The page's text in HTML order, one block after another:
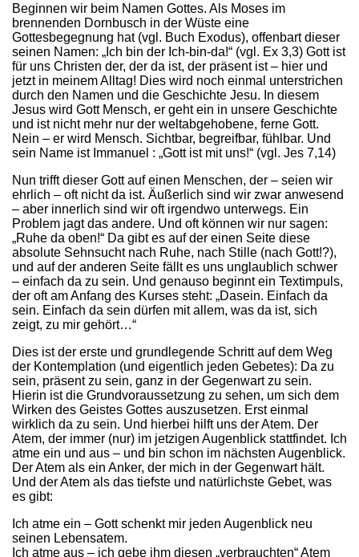
Beginnen wir beim Namen Gottes. Als Moses im
brennenden Dornbusch in der Wüste eine
Gottesbegegnung hat (vgl. Buch Exodus), offenbart dieser
seinen Namen: „Ich bin der Ich-bin-da!“ (vgl. Ex 3,3) Gott ist
für uns Christen der, der da ist, der präsent ist – hier und
jetzt in meinem Alltag! Dies wird noch einmal unterstrichen
durch den Namen und die Geschichte Jesu. In diesem
Jesus wird Gott Mensch, er geht ein in unsere Geschichte
und ist nicht mehr nur der weltabgehobene, ferne Gott.
Nein – er wird Mensch. Sichtbar, begreifbar, fühlbar. Und
sein Name ist Immanuel : „Gott ist mit uns!“ (vgl. Jes 7,14)
Nun trifft dieser Gott auf einen Menschen, der – seien wir
ehrlich – oft nicht da ist. Äußerlich sind wir zwar anwesend
– aber innerlich sind wir oft irgendwo unterwegs. Ein
Problem jagt das andere. Und oft können wir nur sagen:
„Ruhe da oben!“ Da gibt es auf der einen Seite diese
absolute Sehnsucht nach Ruhe, nach Stille (nach Gott!?),
und auf der anderen Seite fällt es uns unglaublich schwer
– einfach da zu sein. Und genauso beginnt ein Textimpuls,
der oft am Anfang des Kurses steht: „Dasein. Einfach da
sein. Einfach da sein dürfen mit allem, was da ist, sich
zeigt, zu mir gehört…“
Dies ist der erste und grundlegende Schritt auf dem Weg
der Kontemplation (und eigentlich jeden Gebetes): Da zu
sein, präsent zu sein, ganz in der Gegenwart zu sein.
Hierin ist die Grundvoraussetzung zu sehen, um sich dem
Wirken des Geistes Gottes auszusetzen. Erst einmal
wirklich da zu sein. Und hierbei hilft uns der Atem. Der
Atem, der immer (nur) im jetzigen Augenblick stattfindet. Ich
atme ein und aus – und bin schon im nächsten Augenblick.
Der Atem als ein Anker, der mich in der Gegenwart hält.
Und der Atem als das tiefste und natürlichste Gebet, was
es gibt:
Ich atme ein – Gott schenkt mir jeden Augenblick neu
seinen Lebensatem.
Ich atme aus – ich gebe ihm diesen „verbrauchten“ Atem